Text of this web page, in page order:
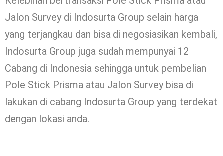
Jalon Survey di Indosurta Group selain harga
yang terjangkau dan bisa di negosiasikan kembali,
Indosurta Group juga sudah mempunyai 12
Cabang di Indonesia sehingga untuk pembelian
Pole Stick Prisma atau Jalon Survey bisa di
lakukan di cabang Indosurta Group yang terdekat
dengan lokasi anda.